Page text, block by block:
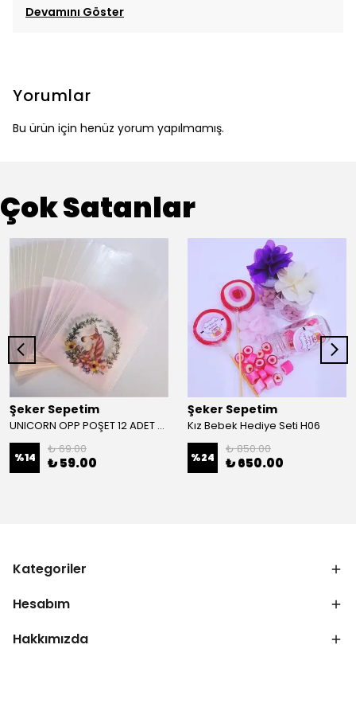
Devamını Göster
Yorumlar
Bu ürün için henüz yorum yapılmamış.
Çok Satanlar
Şeker Sepetim
UNICORN OPP POŞET 12 ADET B18
%14
₺ 69.00
₺ 59.00
Şeker Sepetim
Kız Bebek Hediye Seti H06
%24
₺ 850.00
₺ 650.00
Kategoriler
Hesabım
Hakkımızda